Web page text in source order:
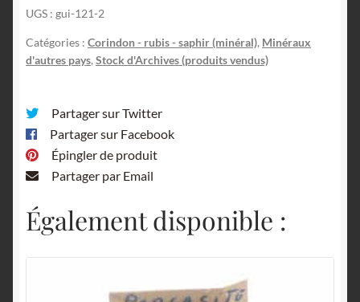
UGS : gui-121-2
Catégories : Corindon - rubis - saphir (minéral), Minéraux
d'autres pays, Stock d'Archives (produits vendus)
Partager sur Twitter
Partager sur Facebook
Épingler de produit
Partager par Email
Également disponible :